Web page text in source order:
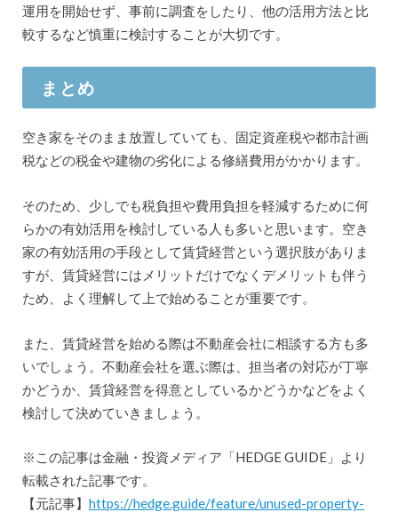
運用を開始せず、事前に調査をしたり、他の活用方法と比
較するなど慎重に検討することが大切です。
まとめ
空き家をそのまま放置していても、固定資産税や都市計画
税などの税金や建物の劣化による修繕費用がかかります。
そのため、少しでも税負担や費用負担を軽減するために何
らかの有効活用を検討している人も多いと思います。空き
家の有効活用の手段として賃貸経営という選択肢がありま
すが、賃貸経営にはメリットだけでなくデメリットも伴う
ため、よく理解して上で始めることが重要です。
また、賃貸経営を始める際は不動産会社に相談する方も多
いでしょう。不動産会社を選ぶ際は、担当者の対応が丁寧
かどうか、賃貸経営を得意としているかどうかなどをよく
検討して決めていきましょう。
※この記事は金融・投資メディア「HEDGE GUIDE」より
転載された記事です。
【元記事】 https://hedge.guide/feature/unused-property-